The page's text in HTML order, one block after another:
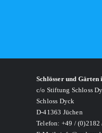
Schlösser und Gärten
c/o Stiftung Schloss
Schloss Dyck
D-41363 Jüchen
Telefon: +49 / (0)2182